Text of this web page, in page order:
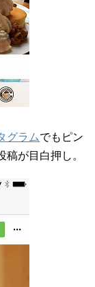
グラムでもピン
が目白押し。